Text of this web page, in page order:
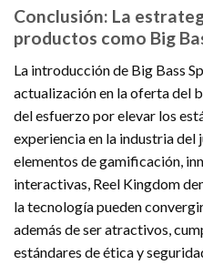
Conclusión: La
productos como Big
La introducción de Big Bass
actualización en la oferta del
del esfuerzo por elevar los
experiencia en la industria del
elementos de gamificación,
interactivas, Reel Kingdom
la tecnología pueden
además de ser atractivos,
estándares de ética y